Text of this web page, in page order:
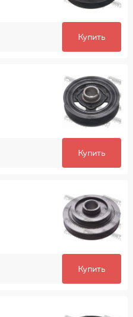
Купить
Купить
Купить